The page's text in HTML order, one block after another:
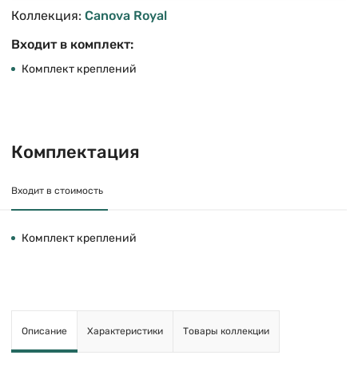
Коллекция: Canova Royal
Входит в комплект:
Комплект креплений
Комплектация
Входит в стоимость
Комплект креплений
Описание Характеристики Товары коллекции